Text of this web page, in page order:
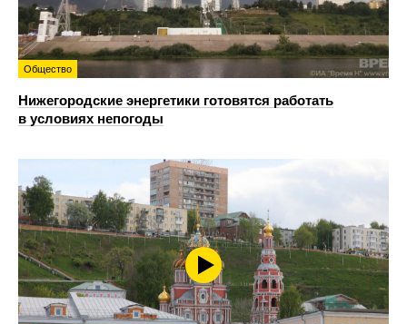
Общество
Нижегородские энергетики готовятся работать
в условиях непогоды